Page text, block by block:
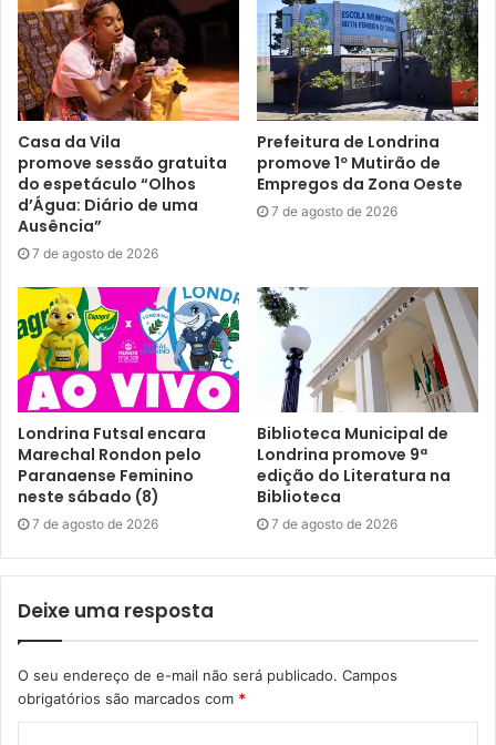
serão disputadas na competição: Musical Forms, Point
Fighting, Light Contact, Kick Light, Full Contact e K1 Rules,
incluindo todas as categorias de idade, com atletas dos 7
aos 55 anos, no sub-17, adulto e master.
Para a imprensa: mais informações podem ser obtidas
com o presidente da FEL, Marcelo Oguido, no 3372-9191.
Gostei
Etiquetas Campeonato Brasileiro de Kickboxing FEIPE
FEL
kickboxing
Casa da Vila
promove sessão gratuita
do espetáculo “Olhos
d’Água: Diário de uma
Ausência”
7 de agosto de 2026
Prefeitura de Londrina
promove 1º Mutirão de
Empregos da Zona Oeste
7 de agosto de 2026
Londrina Futsal encara
Marechal Rondon pelo
Paranaense Feminino
neste sábado (8)
7 de agosto de 2026
Biblioteca Municipal de
Londrina promove 9ª
edição do Literatura na
Biblioteca
7 de agosto de 2026
Deixe uma resposta
O seu endereço de e-mail não será publicado. Campos
obrigatórios são marcados com *